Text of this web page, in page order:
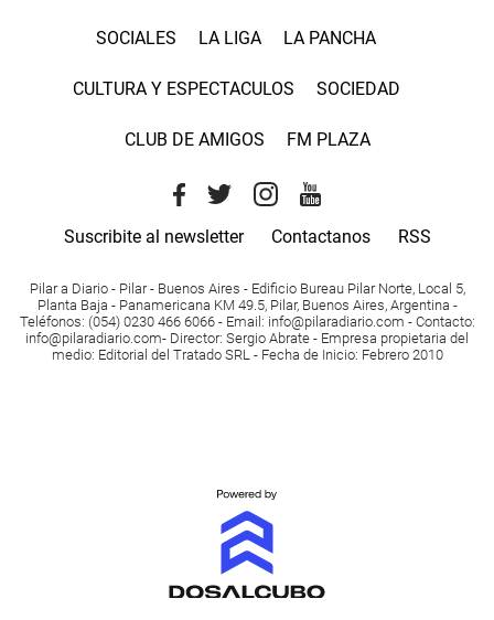
SOCIALES LA LIGA LA PANCHA
CULTURA Y ESPECTACULOS SOCIEDAD
CLUB DE AMIGOS FM PLAZA
Suscribite al newsletter Contactanos RSS
Pilar a Diario - Pilar - Buenos Aires - Edificio Bureau Pilar Norte, Local 5,
Planta Baja - Panamericana KM 49.5, Pilar, Buenos Aires, Argentina -
Teléfonos: (054) 0230 466 6066 - Email : info@pilaradiario.com - Contacto:
info@pilaradiario.com- Director: Sergio Abrate - Empresa propietaria del
medio: Editorial del Tratado SRL - Fecha de Inicio: Febrero 2010